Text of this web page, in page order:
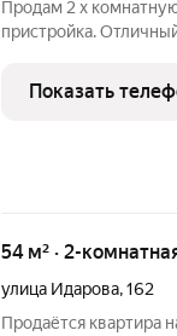
Продам 2 х
пристройка.
комната. Можно
Частично мебель
Показать
54 м² · 2-
улица Идарова,162
Продаётся квартира на улице